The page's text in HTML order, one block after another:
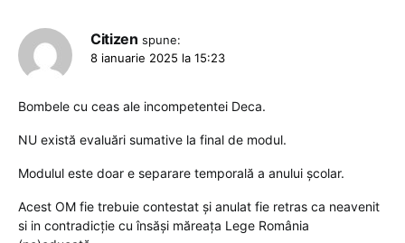
Citizen spune:
8 ianuarie 2025 la 15:23
Bombele cu ceas ale incompetentei Deca.
NU există evaluări sumative la final de modul.
Modulul este doar e separare temporală a anului școlar.
Acest OM fie trebuie contestat și anulat fie retras ca neavenit
si in contradicție cu însăși măreața Lege România